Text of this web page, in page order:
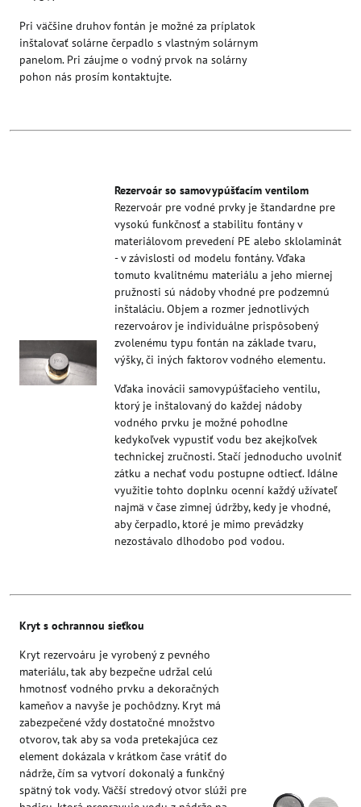
Pri väčšine druhov fontán je možné za príplatok
inštalovať solárne čerpadlo s vlastným solárnym
panelom. Pri záujme o vodný prvok na solárny
pohon nás prosím kontaktujte.
Rezervoár so samovypúšťacím ventilom
Rezervoár pre vodné prvky je štandardne pre
vysokú funkčnosť a stabilitu fontány v
materiálovom prevedení PE alebo sklolaminát
- v závislosti od modelu fontány. Vďaka
tomuto kvalitnému materiálu a jeho miernej
pružnosti sú nádoby vhodné pre podzemnú
inštaláciu. Objem a rozmer jednotlivých
rezervoárov je individuálne prispôsobený
zvolenému typu fontán na základe tvaru,
výšky, či iných faktorov vodného elementu.
Vďaka inovácii samovypúšťacieho ventilu,
ktorý je inštalovaný do každej nádoby
vodného prvku je možné pohodlne
kedykoľvek vypustiť vodu bez akejkoľvek
technickej zručnosti. Stačí jednoducho uvolniť
zátku a nechať vodu postupne odtiecť. Idálne
využitie tohto doplnku ocenní každý užívateľ
najmä v čase zimnej údržby, kedy je vhodné,
aby čerpadlo, ktoré je mimo prevádzky
nezostávalo dlhodobo pod vodou.
Kryt s ochrannou sieťkou
Kryt rezervoáru je vyrobený z pevného
materiálu, tak aby bezpečne udržal celú
hmotnosť vodného prvku a dekoračných
kameňov a navyše je pochôdzny. Kryt má
zabezpečené vždy dostatočné množstvo
otvorov, tak aby sa voda pretekajúca cez
element dokázala v krátkom čase vrátiť do
nádrže, čím sa vytvorí dokonalý a funkčný
spätný tok vody. Väčší stredový otvor slúži pre